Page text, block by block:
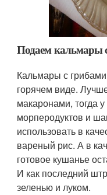
Подаем кальмары
Кальмары с
горячем виде.
макаронами, тогда
морперодуктов и
использовать в
вареный рис. А в
готовое кушанье
И как последний
зеленью и луком.